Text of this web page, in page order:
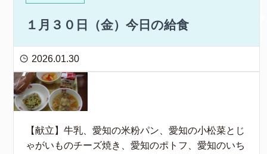
１月３０日（金）今日の給食
2026.01.30
【献立】牛乳、愛知の米粉パン、愛知の小松菜とじ
ゃがいものチーズ焼き、愛知のポトフ、愛知のいち